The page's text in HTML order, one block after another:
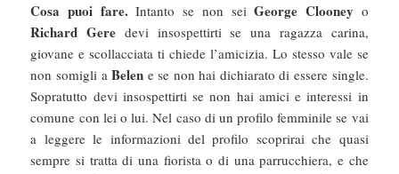
Cosa puoi fare. Intanto se non seiGeorge Clooney o
Richard Gere devi insospettirti se una ragazza carina,
giovane e scollacciata ti chiede l’amicizia. Lo stesso vale se
non somigli aBelen e se non hai dichiarato di essere single.
Sopratutto devi insospettirti se non hai amici e interessi in
comune con lei o lui. Nel caso di un profilo femminile se vai
a leggere le informazioni del profilo scoprirai che quasi
sempre si tratta di una fiorista o di una parrucchiera, e che